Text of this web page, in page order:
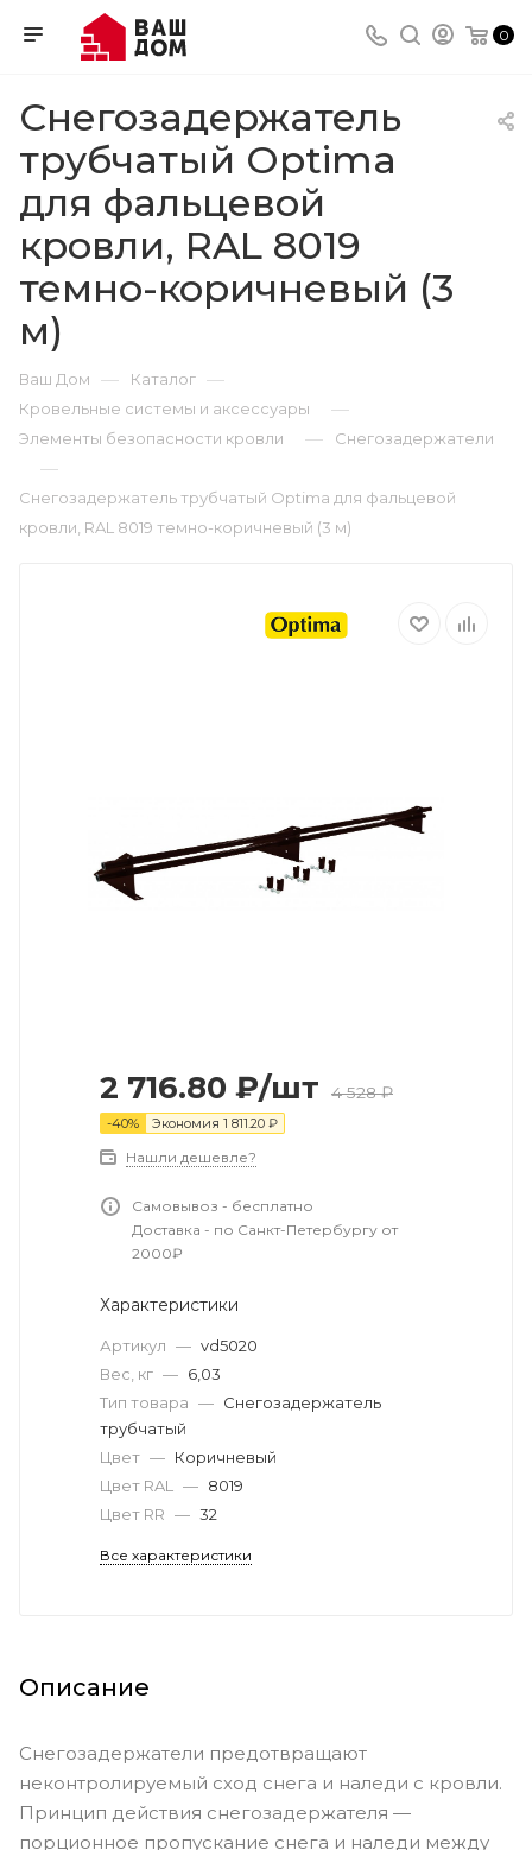
0
Снегозадержатель
трубчатый Optima
для фальцевой
кровли, RAL 8019
темно-коричневый (3
м)
Ваш Дом — Каталог —
Кровельные системы и аксессуары —
Элементы безопасности кровли — Снегозадержатели
—
Снегозадержатель трубчатый Optima для фальцевой
кровли, RAL 8019 темно-коричневый (3 м)
2 716.80 ₽/шт 4 528₽
-40% Экономия 1 811.20 ₽
Нашли дешевле?
Самовывоз - бесплатно
Доставка - по Санкт-Петербургу от
2000₽
Характеристики
Артикул — vd5020
Вес, кг — 6,03
Тип товара — Снегозадержатель
трубчатый
Цвет — Коричневый
Цвет RAL
— 8019
Цвет RR — 32
Все характеристики
Описание
Снегозадержатели предотвращают
неконтролируемый сход снега и наледи с кровли.
Принцип действия снегозадержателя —
порционное пропускание снега и наледи между